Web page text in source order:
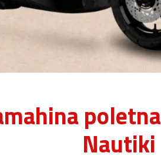
Nautiki